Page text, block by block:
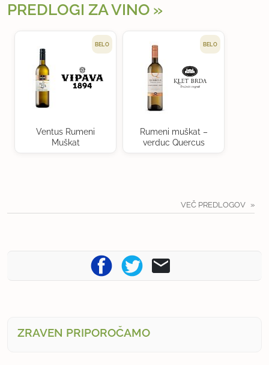
PREDLOGI ZA VINO
BELO
Ventus Rumeni
Muškat
BELO
Rumeni muškat –
verduc Quercus
VEČ PREDLOGOV
ZRAVEN PRIPOROČAMO